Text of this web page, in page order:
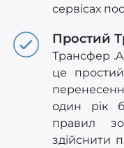
сервісах
Простий
Трансфер
це
один рік
правил
здійснити